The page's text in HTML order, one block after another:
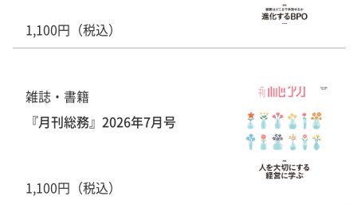
1,100円（税込）
雑誌・書籍
『月刊総務』2026年7月号
1,100円（税込）